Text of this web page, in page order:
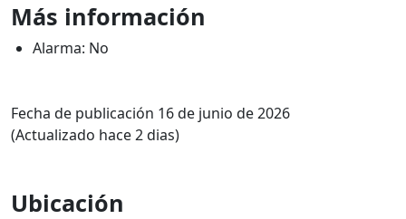
Más información
Alarma: No
Fecha de publicación 16 de junio de 2026
(Actualizado hace 2 dias)
Ubicación